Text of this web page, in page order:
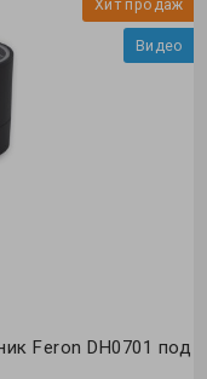
Хит продаж
Видео
Feron DH0701 под